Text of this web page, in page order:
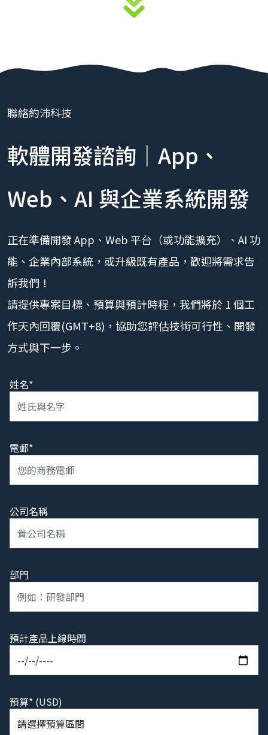
聯絡約沛科技
軟體開發諮詢｜App、
Web、AI 與企業系統開發
正在準備開發 App、Web 平台（或功能擴充）、AI 功
能、企業內部系統，或升級既有產品，歡迎將需求告
訴我們！
請提供專案目標、預算與預計時程，我們將於 1 個工
作天內回覆(GMT+8)，協助您評估技術可行性、開發
方式與下一步。
姓名*
電郵*
公司名稱
部門
預計產品上線時間
預算* (USD)